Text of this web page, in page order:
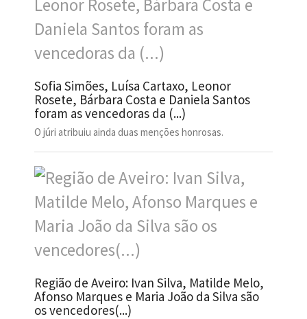
Sofia Simões, Luísa Cartaxo, Leonor
Rosete, Bárbara Costa e Daniela Santos
foram as vencedoras da (...)
O júri atribuiu ainda duas menções honrosas.
Região de Aveiro: Ivan Silva, Matilde Melo,
Afonso Marques e Maria João da Silva são
os vencedores(...)